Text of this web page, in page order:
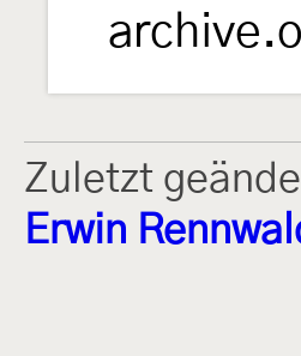
Zuletzt
Erwin